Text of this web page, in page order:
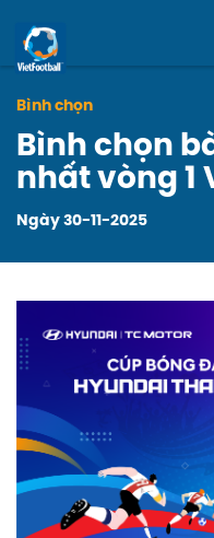
Bình chọn
Bình chọn
nhất vòng 1
Ngày 30-11-2025